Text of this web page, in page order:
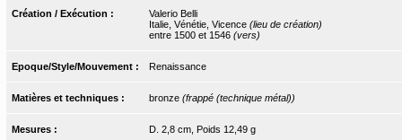
Création / Exécution :
Valerio Belli
Italie, Vénétie, Vicence (lieu de création)
entre 1500 et 1546 (vers)
Epoque/Style/Mouvement : Renaissance
Matières et techniques : bronze (frappé (technique métal))
Mesures : D. 2,8 cm, Poids 12,49 g